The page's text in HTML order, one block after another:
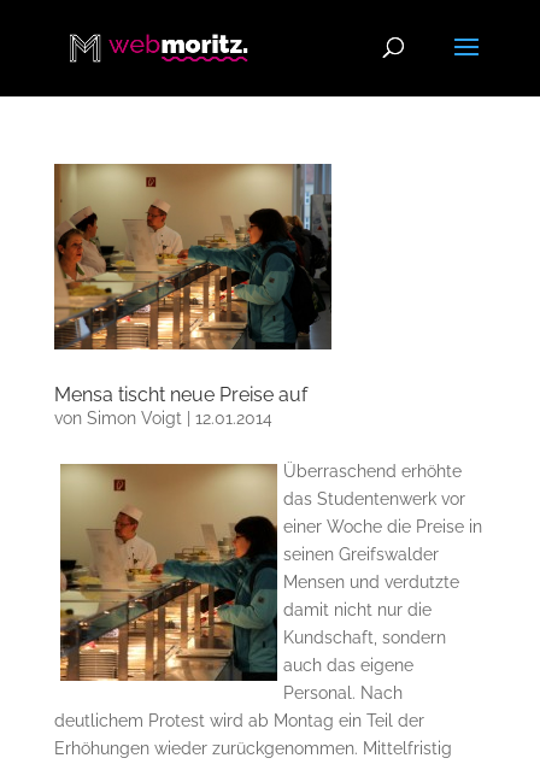
Mensa tischt neue Preise auf
von Simon Voigt | 12.01.2014
Überraschend erhöhte
das Studentenwerk vor
einer Woche die Preise in
seinen Greifswalder
Mensen und verdutzte
damit nicht nur die
Kundschaft, sondern
auch das eigene
Personal. Nach
deutlichem Protest wird ab Montag ein Teil der
Erhöhungen wieder zurückgenommen. Mittelfristig